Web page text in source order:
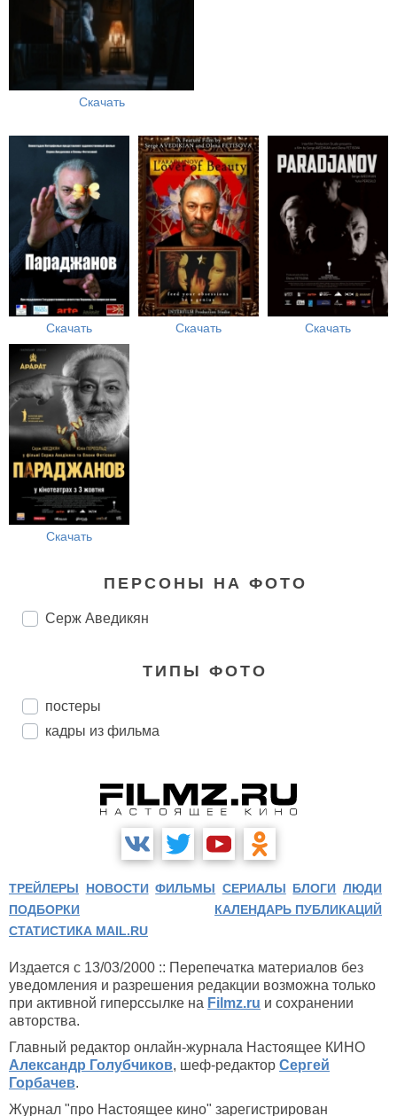
Скачать
Скачать Скачать Скачать
Скачать
ПЕРСОНЫ НА ФОТО
Серж Аведикян
ТИПЫ ФОТО
постеры
кадры из фильма
ТРЕЙЛЕРЫ НОВОСТИ ФИЛЬМЫ СЕРИАЛЫ БЛОГИ ЛЮДИ
ПОДБОРКИ
КАЛЕНДАРЬ ПУБЛИКАЦИЙ
СТАТИСТИКА MAIL.RU
Издается с 13/03/2000 :: Перепечатка материалов без
уведомления и разрешения редакции возможна только
при активной гиперссылке на Filmz.ru и сохранении
авторства.
Главный редактор онлайн-журнала Настоящее КИНО
Александр Голубчиков, шеф-редактор Сергей
Горбачев.
Журнал "про Настоящее кино" зарегистрирован